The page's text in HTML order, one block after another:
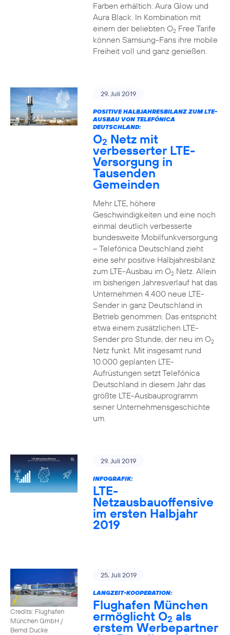
Farben erhältich: Aura Glow und
Aura Black. In Kombination mit
einem der beliebten O2Free Tarife
können Samsung-Fans ihre mobile
Freiheit voll und ganz genießen.
29. Juli 2019
POSITIVE HALBJAHRESBILANZ ZUM LTE-
AUSBAU VON TELEFÓNICA
DEUTSCHLAND:
O2 Netz mit
verbesserter LTE-
Versorgung in
Tausenden
Gemeinden
Mehr LTE, höhere
Geschwindigkeiten und eine noch
einmal deutlich verbesserte
bundesweite Mobilfunkversorgung
– Telefónica Deutschland zieht
eine sehr positive Halbjahresbilanz
zum LTE-Ausbau im O2Netz. Allein
im bisherigen Jahresverlauf hat das
Unternehmen 4.400 neue LTE-
Sender in ganz Deutschland in
Betrieb genommen. Das entspricht
etwa einem zusätzlichen LTE-
Sender pro Stunde, der neu im O2
Netz funkt. Mit insgesamt rund
10.000 geplanten LTE-
Aufrüstungen setzt Telefónica
Deutschland in diesem Jahr das
größte LTE-Ausbauprogramm
seiner Unternehmensgeschichte
um.
29. Juli 2019
INFOGRAFIK:
LTE-
Netzausbauoffensive
im ersten Halbjahr
2019
Credits: Flughafen
München GmbH /
Bernd Ducke
25. Juli 2019
LANGZEIT-KOOPERATION:
Flughafen München
ermöglicht O2 als
erstem Werbepartner